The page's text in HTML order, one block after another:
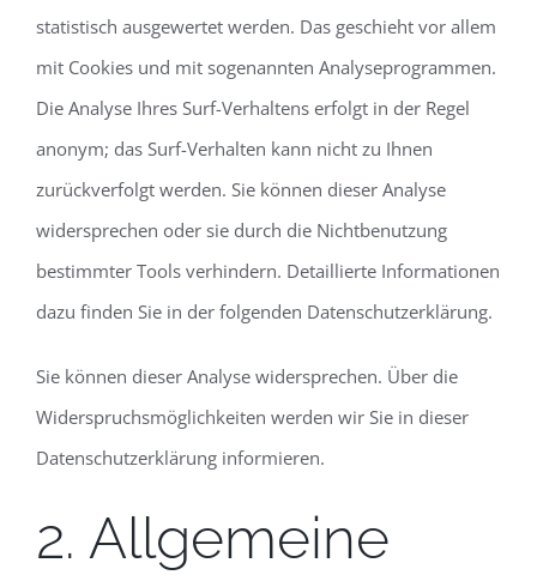
statistisch ausgewertet werden. Das geschieht vor allem
mit Cookies und mit sogenannten Analyseprogrammen.
Die Analyse Ihres Surf-Verhaltens erfolgt in der Regel
anonym; das Surf-Verhalten kann nicht zu Ihnen
zurückverfolgt werden. Sie können dieser Analyse
widersprechen oder sie durch die Nichtbenutzung
bestimmter Tools verhindern. Detaillierte Informationen
dazu finden Sie in der folgenden Datenschutzerklärung.
Sie können dieser Analyse widersprechen. Über die
Widerspruchsmöglichkeiten werden wir Sie in dieser
Datenschutzerklärung informieren.
2. Allgemeine